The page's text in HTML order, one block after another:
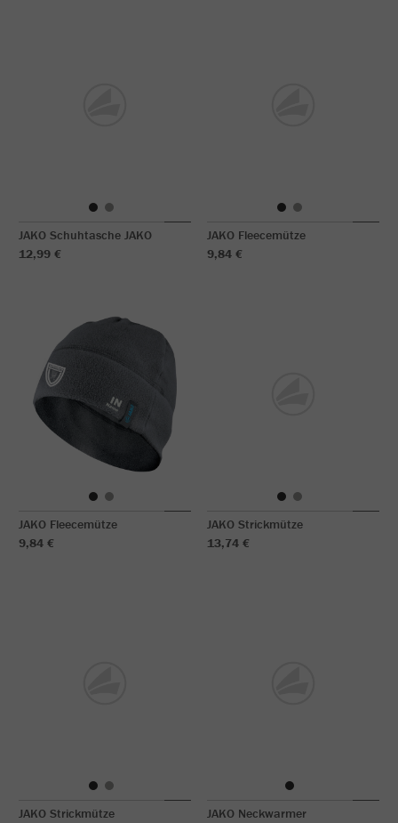
JAKO Schuhtasche JAKO
12,99 €
JAKO Fleecemütze
9,84 €
JAKO Fleecemütze
9,84 €
JAKO Strickmütze
13,74 €
JAKO Strickmütze
JAKO Neckwarmer